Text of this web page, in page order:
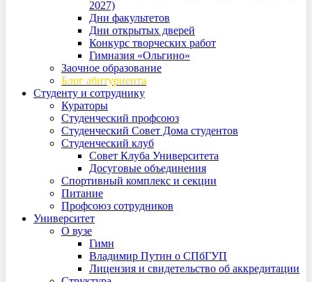
2027)
Дни факультетов
Дни открытых дверей
Конкурс творческих работ
Гимназия «Ольгино»
Заочное образование
Блог абитуриента
Студенту и сотруднику
Кураторы
Студенческий профсоюз
Студенческий Совет Дома студентов
Студенческий клуб
Совет Клуба Университета
Досуговые объединения
Спортивный комплекс и секции
Питание
Профсоюз сотрудников
Университет
О вузе
Гимн
Владимир Путин о СПбГУП
Лицензия и свидетельство об аккредитации